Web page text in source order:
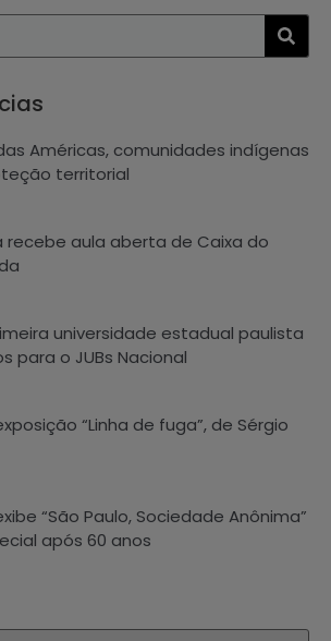
Américas, comunidades indígenas
territorial
recebe aula aberta de Caixa do
universidade estadual paulista
para o JUBs Nacional
“Linha de fuga”, de Sérgio
“São Paulo, Sociedade Anônima”
após 60 anos